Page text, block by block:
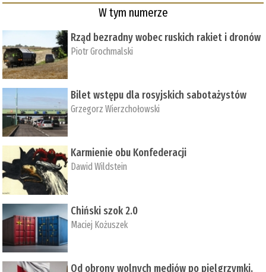
W tym numerze
Rząd bezradny wobec ruskich rakiet i dronów
Piotr Grochmalski
Bilet wstępu dla rosyjskich sabotażystów
Grzegorz Wierzchołowski
Karmienie obu Konfederacji
Dawid Wildstein
Chiński szok 2.0
Maciej Kożuszek
Od obrony wolnych mediów po pielgrzymki,